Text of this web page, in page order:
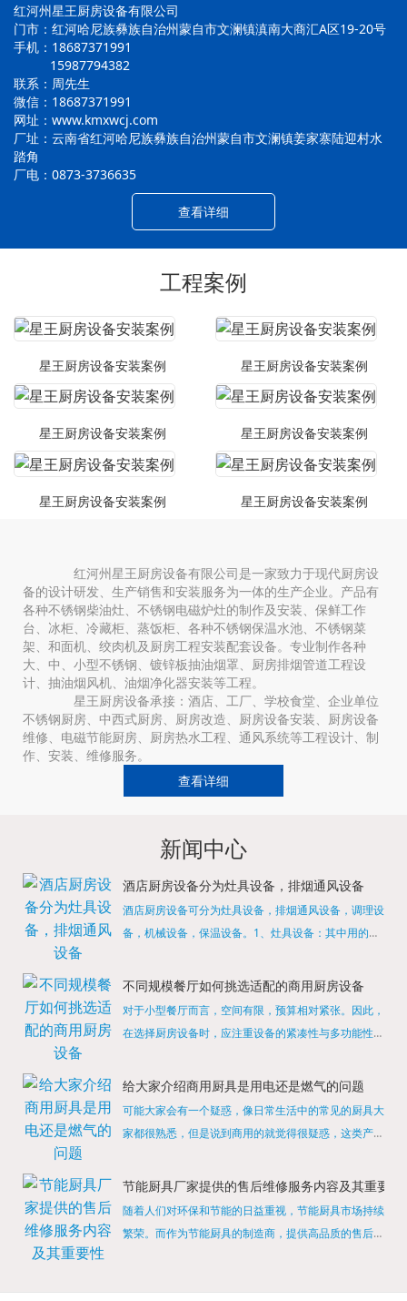
红河州星王厨房设备有限公司
门市：红河哈尼族彝族自治州蒙自市文澜镇滇南大商汇A区19-20号
手机：18687371991
15987794382
联系：周先生
微信：18687371991
网址：www.kmxwcj.com
厂址：云南省红河哈尼族彝族自治州蒙自市文澜镇姜家寨陆迎村水
踏角
厂电：0873-3736635
查看详细
工程案例
星王厨房设备安装案例 星王厨房设备安装案例
星王厨房设备安装案例 星王厨房设备安装案例
星王厨房设备安装案例 星王厨房设备安装案例
红河州星王厨房设备有限公司是一家致力于现代厨房设
备的设计研发、生产销售和安装服务为一体的生产企业。产品有
各种不锈钢柴油灶、不锈钢电磁炉灶的制作及安装、保鲜工作
台、冰柜、冷藏柜、蒸饭柜、各种不锈钢保温水池、不锈钢菜
架、和面机、绞肉机及厨房工程安装配套设备。专业制作各种
大、中、小型不锈钢、镀锌板抽油烟罩、厨房排烟管道工程设
计、抽油烟风机、油烟净化器安装等工程。
星王厨房设备承接：酒店、工厂、学校食堂、企业单位
不锈钢厨房、中西式厨房、厨房改造、厨房设备安装、厨房设备
维修、电磁节能厨房、厨房热水工程、通风系统等工程设计、制
作、安装、维修服务。
查看详细
新闻中心
酒店厨房设备分为灶具设备，排烟通风设备
酒店厨房设备可分为灶具设备，排烟通风设备，调理设
备，机械设备，保温设备。1、灶具设备：其中用的较
缺少的，经过相关检测证明的合格设备才能进行使用，
不同规模餐厅如何挑选适配的商用厨房设备
对于小型餐厅而言，空间有限，预算相对紧张。因此，
在选择厨房设备时，应注重设备的紧凑性与多功能性。
烹饪设备，既能节省空间，又能满足多样化的烹饪需
给大家介绍商用厨具是用电还是燃气的问题
可能大家会有一个疑惑，像日常生活中的常见的厨具大
家都很熟悉，但是说到商用的就觉得很疑惑，这类产品
店用的就是商用的吗?还真别说，真被大家猜对了，这
节能厨具厂家提供的售后维修服务内容及其重要性
随着人们对环保和节能的日益重视，节能厨具市场持续
繁荣。而作为节能厨具的制造商，提供高品质的售后维